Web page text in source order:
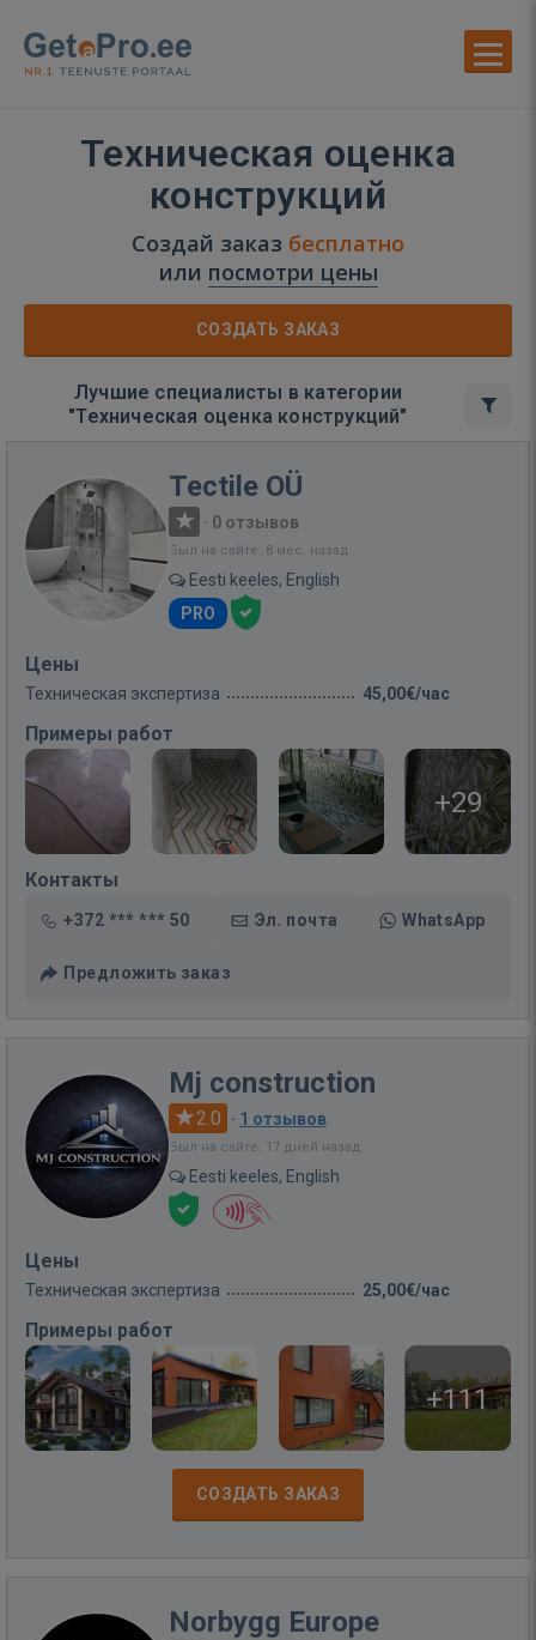
Техническая оценка
конструкций
Создай заказ бесплатно
или посмотри цены
СОЗДАТЬ ЗАКАЗ
Лучшие специалисты в категории
"Техническая оценка конструкций"
Tectile OÜ
· 0 отзывов
Был на сайте: 8 мес. назад
Eesti keeles, English
PRO
Цены
Техническая экспертиза 45,00€/час
Примеры работ
+29
Контакты
+372 *** *** 50 Эл. почта WhatsApp
Предложить заказ
Mj construction
2.0 · 1 отзывов
Был на сайте: 17 дней назад
Eesti keeles, English
Цены
Техническая экспертиза 25,00€/час
Примеры работ
+111
СОЗДАТЬ ЗАКАЗ
Norbygg Europe